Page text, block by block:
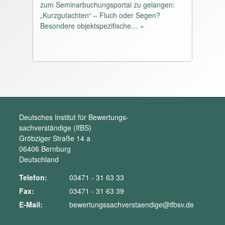
pdf, 1M, 9786 downloads
Sachwertrichtlinie
zum Seminarbuchungsportal zu gelangen:
„Kurzgutachten“ – Fluch oder Segen?
Besondere objektspezifische… »
Deutsches Institut für Bewertungs-
sachverständige (IfBS)
Gröbziger Straße 14 a
06406 Bernburg
Deutschland
Telefon:
03471 - 31 63 33
Fax:
03471 - 31 63 39
E-Mail:
bewertungssachverstaendige@ifbsv.de